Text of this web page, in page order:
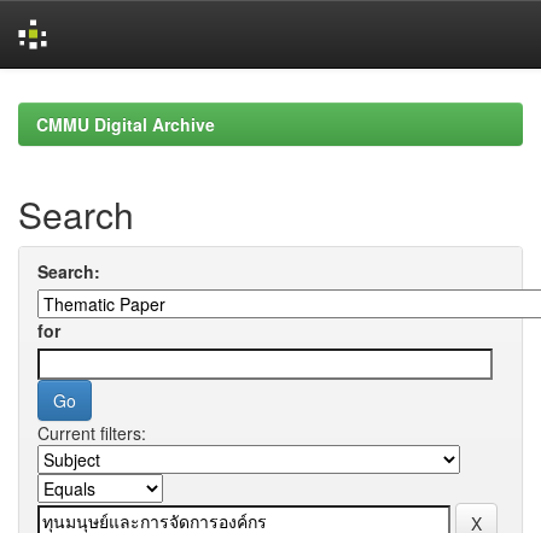
navigationCMMU Digital Archive
Search
Search:
for
Current filters: